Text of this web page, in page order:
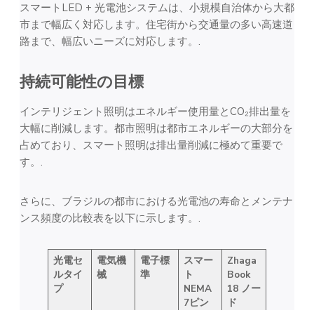
スマートLED + 光電池システムは、小規模自治体から大都
市まで幅広く対応します。住宅街から交通量の多い高速道
路まで、幅広いニーズに対応します。.
持続可能性の目標
インテリジェント照明はエネルギー使用量とCO₂排出量を
大幅に削減します。都市照明は都市エネルギーの大部分を
占めており、スマート照明は排出量削減に極めて重要で
す。.
さらに、ブラジルの都市における光電池の寿命とメンテナ
ンス頻度の比較表を以下に示します。.
光電セ
ルタイ
プ
電気機
械
電子標
準
スマー
ト
NEMA
7ピン
Zhaga
Book
18 ノー
ド